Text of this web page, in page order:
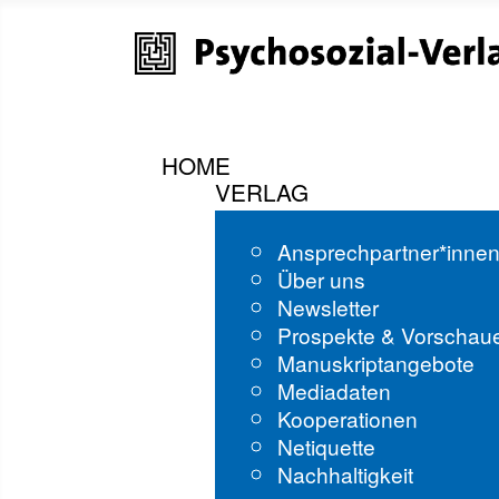
HOME
VERLAG
Über uns
Newsletter
Prospekte &
Manuskriptangebote
Mediadaten
Kooperationen
Netiquette
Nachhaltigkeit